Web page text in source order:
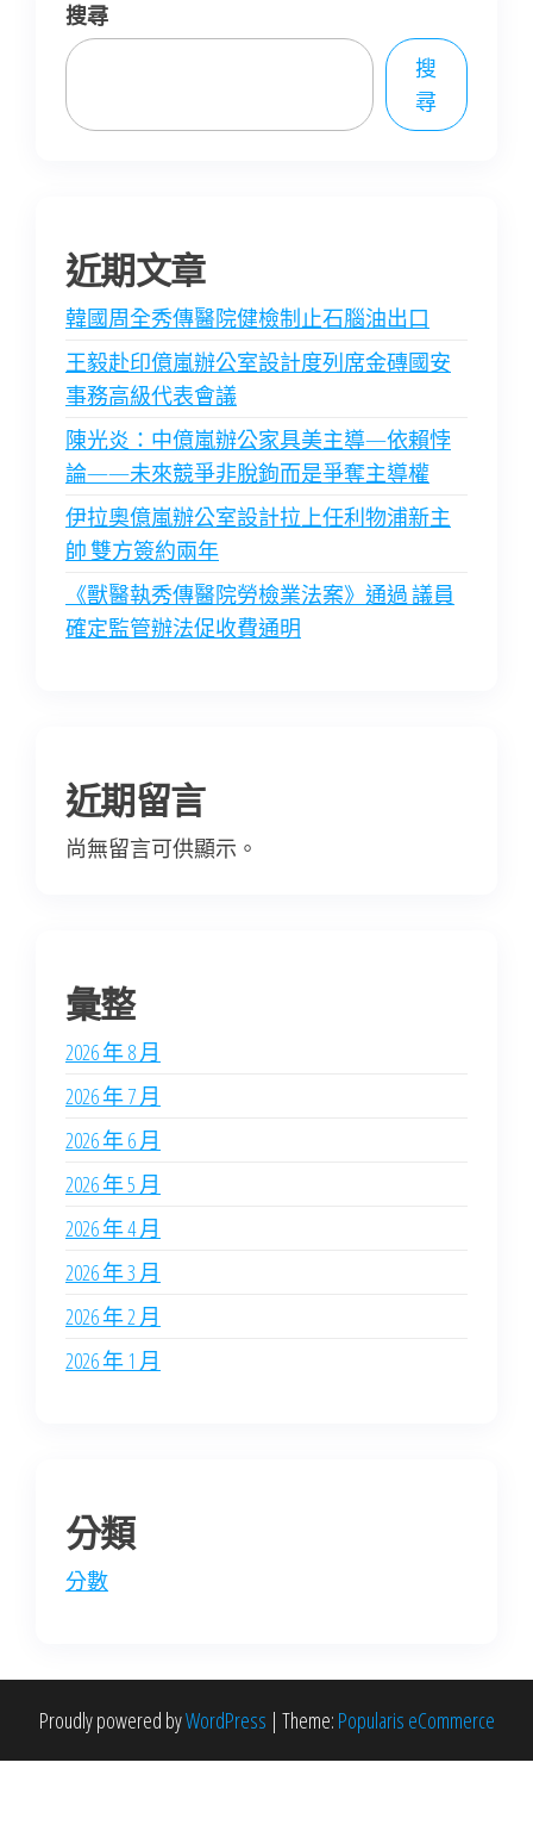
搜尋
搜
尋
近期文章
韓國周全秀傳醫院健檢制止石腦油出口
王毅赴印億嵐辦公室設計度列席金磚國安
事務高級代表會議
陳光炎：中億嵐辦公家具美主導—依賴悖
論——未來競爭非脫鉤而是爭奪主導權
伊拉奧億嵐辦公室設計拉上任利物浦新主
帥 雙方簽約兩年
《獸醫執秀傳醫院勞檢業法案》通過 議員
確定監管辦法促收費通明
近期留言
尚無留言可供顯示。
彙整
2026 年 8 月
2026 年 7 月
2026 年 6 月
2026 年 5 月
2026 年 4 月
2026 年 3 月
2026 年 2 月
2026 年 1 月
分類
分數
Proudly powered byWordPress | Theme: Popularis eCommerce